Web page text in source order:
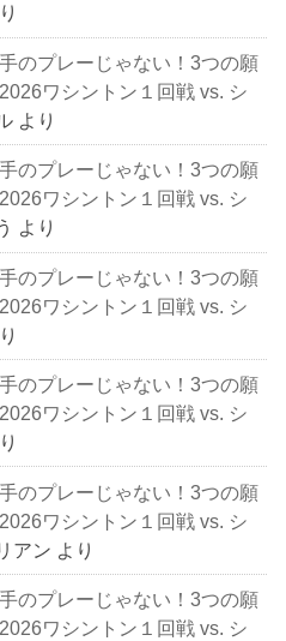
のプレーじゃない！3つの願
ワシントン１回戦 vs. シ
より
のプレーじゃない！3つの願
ワシントン１回戦 vs. シ
より
のプレーじゃない！3つの願
ワシントン１回戦 vs. シ
のプレーじゃない！3つの願
ワシントン１回戦 vs. シ
のプレーじゃない！3つの願
ワシントン１回戦 vs. シ
アン より
のプレーじゃない！3つの願
ワシントン１回戦 vs. シ